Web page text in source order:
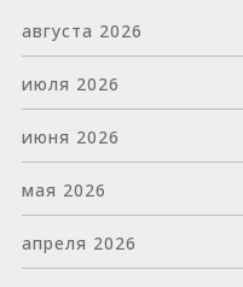
августа 2026
июля 2026
июня 2026
мая 2026
апреля 2026